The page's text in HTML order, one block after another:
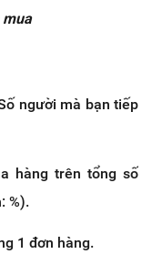
mua
người mà bạn tiếp
hàng trên tổng số
%).
1 đơn hàng.